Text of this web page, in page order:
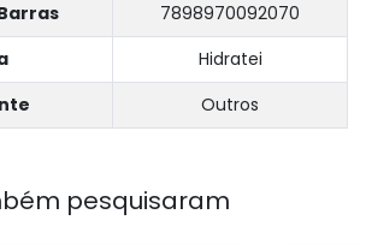
7898970092070
Hidratei
Outros
pesquisaram